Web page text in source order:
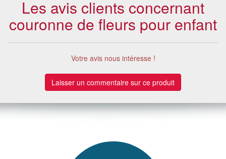
Les avis clients concernant
couronne de fleurs pour enfant
Votre avis nous intéresse !
Laisser un commentaire sur ce produit